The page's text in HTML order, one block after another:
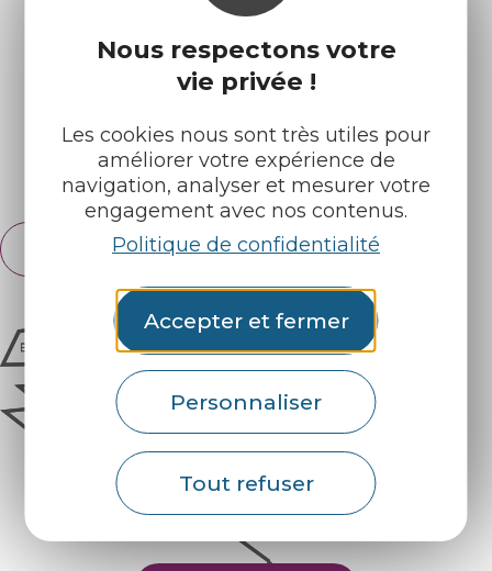
Nous respectons votre
vie privée !
Les cookies nous sont très utiles pour
améliorer votre expérience de
navigation, analyser et mesurer votre
engagement avec nos contenus.
Politique de confidentialité
Accepter et fermer
Personnaliser
Tout refuser
Espace pro Partenaires
Français
English